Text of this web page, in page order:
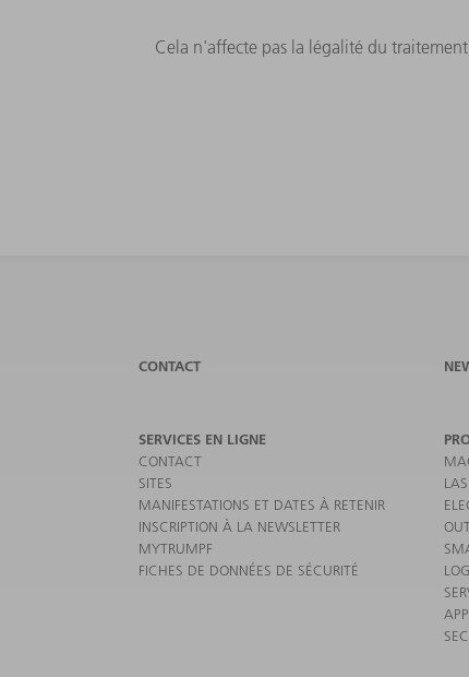
Cela n'affecte pas la légalité du
CONTACT
SERVICES EN LIGNE
CONTACT
SITES
MANIFESTATIONS ET DATES À RETENIR
INSCRIPTION À LA NEWSLETTER
MYTRUMPF
FICHES DE DONNÉES DE SÉCURITÉ